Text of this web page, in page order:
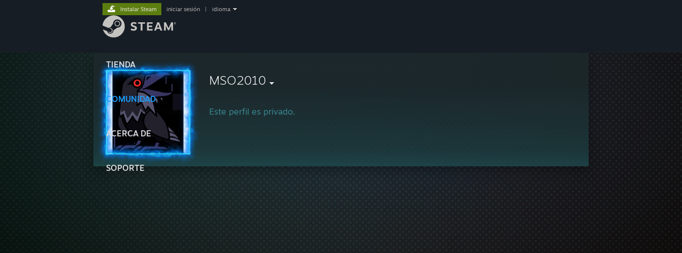
TIENDA
COMUNIDAD
ACERCA DE
SOPORTE
Instalar Steam iniciar sesión idioma
MSO2010
Este perfil es privado.